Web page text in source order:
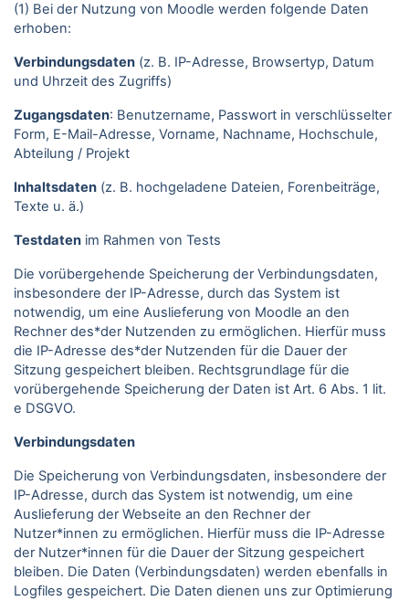
(1) Bei der Nutzung von Moodle werden folgende Daten
erhoben:
Verbindungsdaten (z. B. IP-Adresse, Browsertyp, Datum
und Uhrzeit des Zugriffs)
Zugangsdaten: Benutzername, Passwort in verschlüsselter
Form, E-Mail-Adresse, Vorname, Nachname, Hochschule,
Abteilung / Projekt
Inhaltsdaten (z. B. hochgeladene Dateien, Forenbeiträge,
Texte u. ä.)
Testdaten im Rahmen von Tests
Die vorübergehende Speicherung der Verbindungsdaten,
insbesondere der IP-Adresse, durch das System ist
notwendig, um eine Auslieferung von Moodle an den
Rechner des*der Nutzenden zu ermöglichen. Hierfür muss
die IP-Adresse des*der Nutzenden für die Dauer der
Sitzung gespeichert bleiben. Rechtsgrundlage für die
vorübergehende Speicherung der Daten ist Art. 6 Abs. 1 lit.
e DSGVO.
Verbindungsdaten
Die Speicherung von Verbindungsdaten, insbesondere der
IP-Adresse, durch das System ist notwendig, um eine
Auslieferung der Webseite an den Rechner der
Nutzer*innen zu ermöglichen. Hierfür muss die IP-Adresse
der Nutzer*innen für die Dauer der Sitzung gespeichert
bleiben. Die Daten (Verbindungsdaten) werden ebenfalls in
Logfiles gespeichert. Die Daten dienen uns zur Optimierung